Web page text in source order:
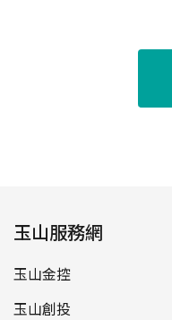
玉山服務網
玉山金控
玉山創投